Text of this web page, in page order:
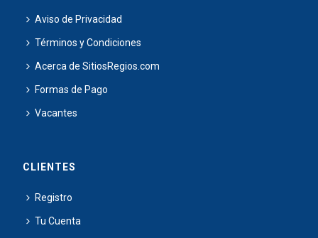
Aviso de Privacidad
Términos y Condiciones
Acerca de SitiosRegios.com
Formas de Pago
Vacantes
CLIENTES
Registro
Tu Cuenta